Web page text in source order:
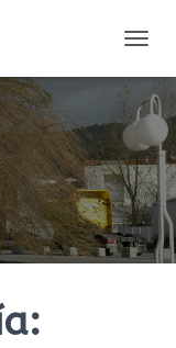
A
M
B
A
R
M
O
D
O